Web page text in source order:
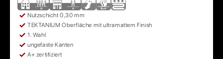
Nutzschicht 0,30 mm
TEKTANIUM Oberfläche mit ultramattem Finish
1. Wahl
ungefaste Kanten
A+ zertifiziert